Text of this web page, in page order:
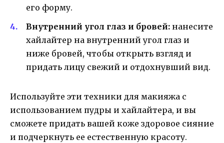
его форму.
Внутренний угол глаз и бровей: нанесите
хайлайтер на внутренний угол глаз и
ниже бровей, чтобы открыть взгляд и
придать лицу свежий и отдохнувший вид.
Используйте эти техники для макияжа с
использованием пудры и хайлайтера, и вы
сможете придать вашей коже здоровое сияние
и подчеркнуть ее естественную красоту.